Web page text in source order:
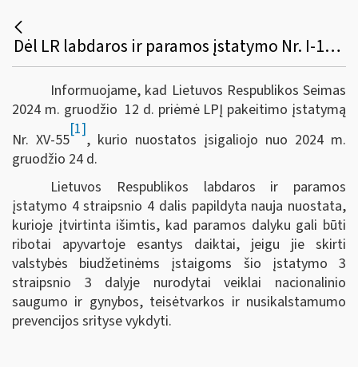
Dėl LR labdaros ir paramos įstatymo Nr. I-172 4 ir 10 straipsnių pakeitimo įstatymo
Informuojame, kad Lietuvos Respublikos Seimas
2024 m. gruodžio 12 d. priėmė LPĮ pakeitimo įstatymą
Nr. XV-55
[1]
, kurio nuostatos įsigaliojo nuo 2024 m.
gruodžio 24 d.
Lietuvos Respublikos labdaros ir paramos
įstatymo 4 straipsnio 4 dalis papildyta nauja nuostata,
kurioje įtvirtinta išimtis, kad paramos dalyku gali būti
ribotai apyvartoje esantys daiktai, jeigu jie skirti
valstybės biudžetinėms įstaigoms šio įstatymo 3
straipsnio 3 dalyje nurodytai veiklai nacionalinio
saugumo ir gynybos, teisėtvarkos ir nusikalstamumo
prevencijos srityse vykdyti.